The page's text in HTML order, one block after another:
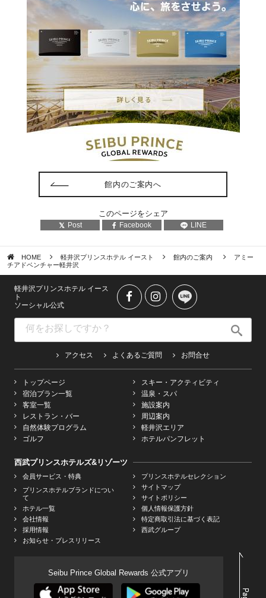
館内のご案内へ
このページをシェア
Post Facebook LINE
HOME 軽井沢プリンスホテル イースト 館内のご案内
アミー
チアドベンチャー軽井沢
軽井沢プリンスホテル イース
ト
ソーシャル公式
アクセス よくあるご質問 お問合せ
トップページ
宿泊プラン一覧
客室一覧
レストラン・バー
自然体験プログラム
ゴルフ
スキー・アクティビティ
温泉・スパ
施設案内
周辺案内
軽井沢エリア
ホテルパンフレット
西武プリンスホテルズ&リゾーツ
会員サービス・特典
プリンスホテルブランドについ
て
ホテル一覧
会社情報
採用情報
お知らせ・プレスリリース
プリンスホテルセレクション
サイトマップ
サイトポリシー
個人情報保護方針
特定商取引法に基づく表記
西武グループ
Seibu Prince Global Rewards 公式アプリ